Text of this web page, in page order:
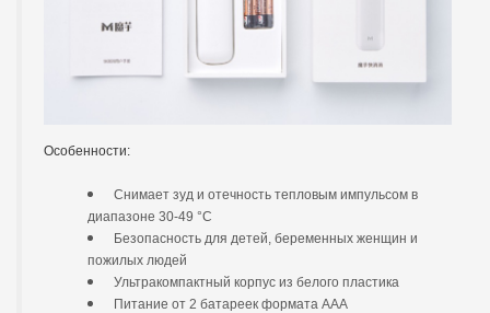
Особенности:
Снимает зуд и отечность тепловым импульсом в
диапазоне 30-49 °C
Безопасность для детей, беременных женщин и
пожилых людей
Ультракомпактный корпус из белого пластика
Питание от 2 батареек формата AAA